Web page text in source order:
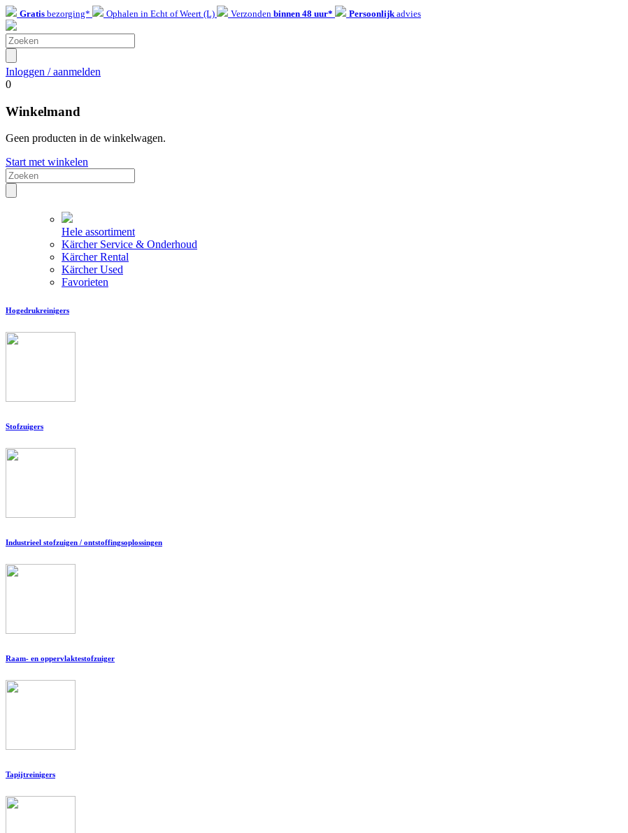
Gratis bezorging* Ophalen in Echt of Weert (L) Verzonden binnen 48 uur* Persoonlijkadvies
Inloggen / aanmelden
0
Winkelmand
Geen producten in de winkelwagen.
Start met winkelen
Hele assortiment
Kärcher Service & Onderhoud
Kärcher Rental
Kärcher Used
Favorieten
Hogedrukreinigers
Stofzuigers
Industrieel stofzuigen / ontstoffingsoplossingen
Raam- en oppervlaktestofzuiger
Tapijtreinigers